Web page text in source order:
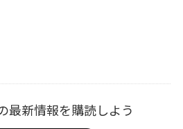
最新情報を購読しよう